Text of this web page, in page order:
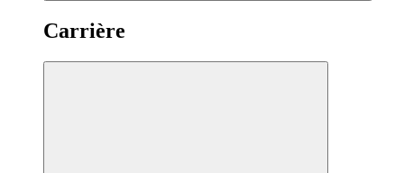
Carrière